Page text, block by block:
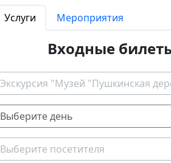
Услуги Мероприятия
Входные
Экскурсия "Музей "Пушкинская
Выберите посетителя